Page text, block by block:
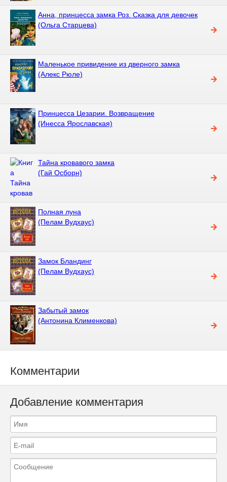
Анна, принцесса замка Роз. Сказка для девочек
(Ольга Старцева)
Маленькое привидение из дверного замка
(Алекс Рюле)
Принцесса Цезарии. Возвращение
(Инесса Ярославская)
Тайна кровавого замка
(Гай Осборн)
Полная луна
(Пелам Вудхаус)
Замок Бландинг
(Пелам Вудхаус)
Забытый замок
(Антонина Клименкова)
Комментарии
Добавление комментария